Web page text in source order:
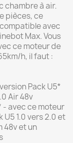
chambre à air.
pièces, ce
avec
Max. Vous
ce moteur de
h, il faut :
Pack U5*
Air 48v
- avec ce moteur
1.0 vers 2.0 et
48v et un